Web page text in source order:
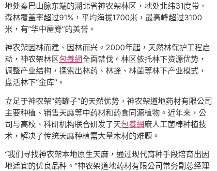
地处秦巴山脉东端的湖北省神农架林区，地处北纬31度带，
森林覆盖率超过91%，平均海拔1700米，最高峰超过3100
米，有“华中屋脊”的美誉。
神农架因林而建、因林而兴。2000年起，天然林保护工程启
动，神农架林区包養網全面禁伐。林区依托林下资源优势，
调整产业结构，探索出林药、林蜂、林菌等林下产业模式，
盘活林下“金库”。
立足于神农架“药罐子”的天然优势，神农架道地药材有限公司
主要种植、销售天麻等中药材和药食同源植物。近年来，公
司与高校、科研机构联合研发了天包養網麻人工菌棒种植技
术，解决了传统天麻种植需大量木材的难题。
“我们寻找神农架本地原生天麻，通过现代育种手段培育出因
地适宜的优良品种。”神农架道地药材有限公司常务副总经理